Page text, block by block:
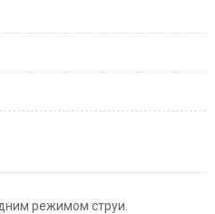
режимом струи.